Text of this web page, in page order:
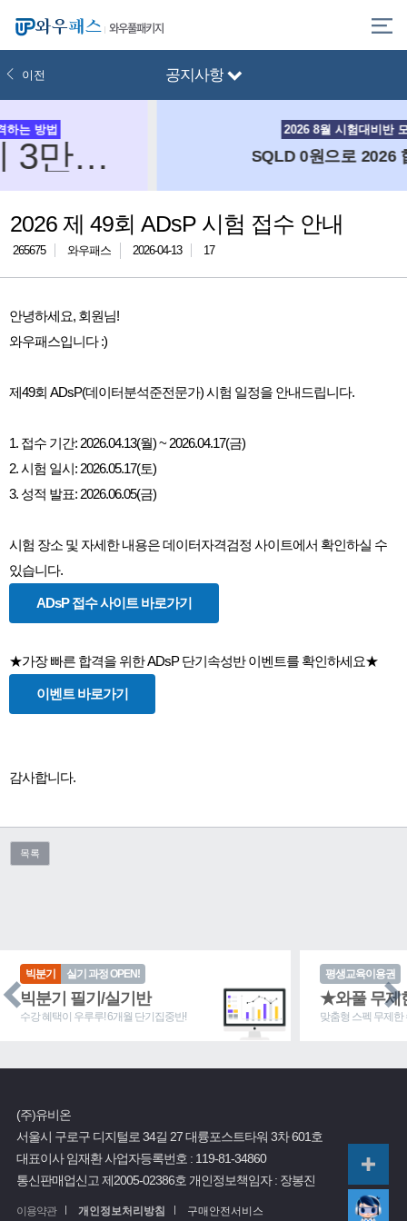
와우풀패키지
공지사항
이전
2026 8월 시험대비반 모집 중
SQLD 0원으로 2026 합격하기!
2026 제 49회 ADsP 시험 접수 안내
265675 와우패스 2026-04-13 17
안녕하세요, 회원님!
와우패스입니다 :)
제49회 ADsP(데이터분석준전문가) 시험 일정을 안내드립니다.
1. 접수 기간: 2026.04.13(월) ~ 2026.04.17(금)
2. 시험 일시: 2026.05.17(토)
3. 성적 발표: 2026.06.05(금)
시험 장소 및 자세한 내용은 데이터자격검정 사이트에서 확인하실 수
ADsP 접수 사이트 바로가기
이벤트 바로가기
목록
빅분기 실기 과정 OPEN!
빅분기 필기/실기반
수강 혜택이 우루루! 6개월 단기집중반!
평생교육이용권
★와풀 무제
맞춤형 스펙 무제한
(주)유비온
서울시 구로구 디지털로 34길 27 대륭포스트타워 3차 601호
대표이사 임재환 사업자등록번호 : 119-81-34860
통신판매업신고 제2005-02386호 개인정보책임자 : 장봉진
이용약관 개인정보처리방침 구매안전서비스